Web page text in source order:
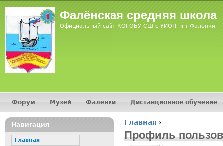
Фалёнская средняя школа
Официальный сайт КОГОБУ СШ с УИОП пгт Фаленки
Вы здесь
Главная ›
Профиль
Главное меню
Форум Музей Фалёнки Дистанционное обучение
Навигация
Главная